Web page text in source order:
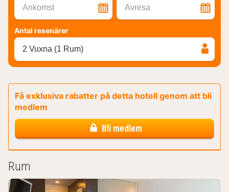
Ankomst Avresa
Antal resenärer
2 Vuxna (1 Rum)
Få exklusiva rabatter på detta hotell genom att bli
medlem
Bli medlem
Rum